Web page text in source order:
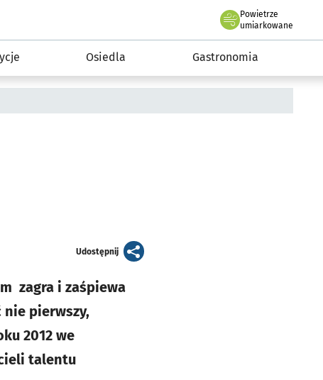
Powietrze
we Wrocławiu
umiarkowane
Osiedla Gastronomia
Udostępnijartykuł
zagra i zaśpiewa
nie pierwszy,
2012 we
talentu